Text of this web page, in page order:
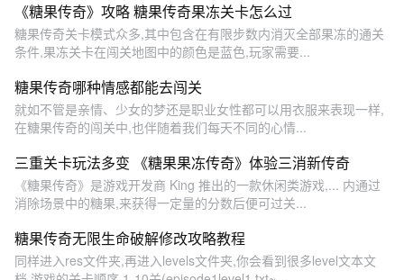
《糖果传奇》攻略 糖果传奇果冻关卡怎么过
糖果传奇关卡模式众多,其中包含在有限步数内消灭全部果冻的通关
条件,果冻关卡在闯关地图中的颜色是蓝色,玩家需要...
糖果传奇哪种情感都能去闯关
就如不管是亲情、少女的梦还是职业女性都可以用衣服来表现一样,
在糖果传奇的闯关中,也伴随着我们每天不同的心情...
三重关卡玩法多变 《糖果果冻传奇》体验三消新传奇
《糖果传奇》是游戏开发商 King 推出的一款休闲类游戏,... 内通过
消除场景中的糖果,来获得一定量的分数后便可过关...
糖果传奇无限生命破解修改攻略教程
同样进入res文件夹,再进入levels文件夹,你会看到很多level文本文